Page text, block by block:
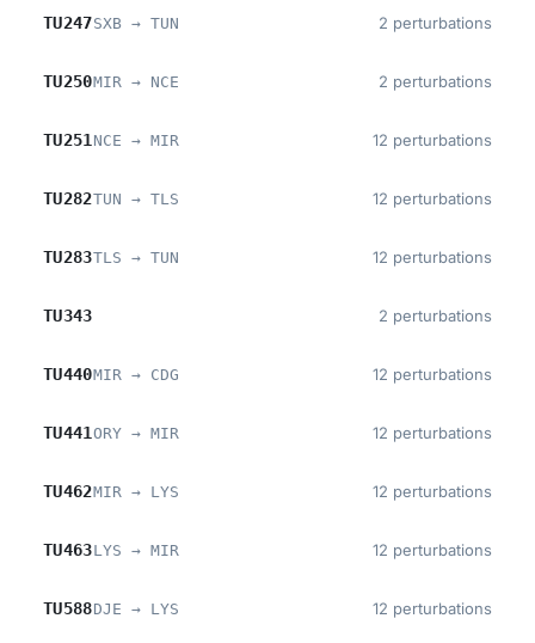
TU247SXB → TUN 2 perturbations
TU250MIR → NCE 2 perturbations
TU251NCE → MIR 12 perturbations
TU282TUN → TLS 12 perturbations
TU283TLS → TUN 12 perturbations
TU343 2 perturbations
TU440MIR → CDG 12 perturbations
TU441ORY → MIR 12 perturbations
TU462MIR → LYS 12 perturbations
TU463LYS → MIR 12 perturbations
TU588DJE → LYS 12 perturbations